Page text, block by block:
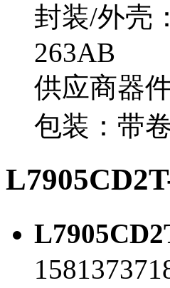
封装/外壳
263AB
供应商器
包装：带